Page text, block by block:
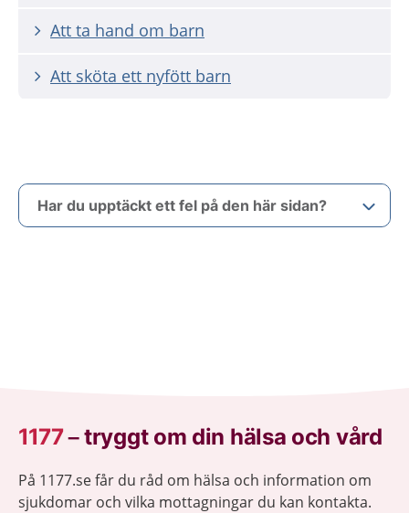
Att ta hand om barn
Att sköta ett nyfött barn
Har du upptäckt ett fel på den här sidan?
1177–tryggt om din hälsa och vård
På 1177.se får du råd om hälsa och information om
sjukdomar och vilka mottagningar du kan kontakta.